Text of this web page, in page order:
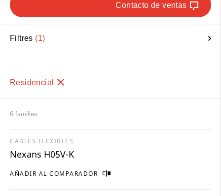
Contacto de ventas
Filtres 1
Residencial
6 families
AÑADIR AL COMPARADOR
CABLES FLEXIBLES
Nexans H05V-K